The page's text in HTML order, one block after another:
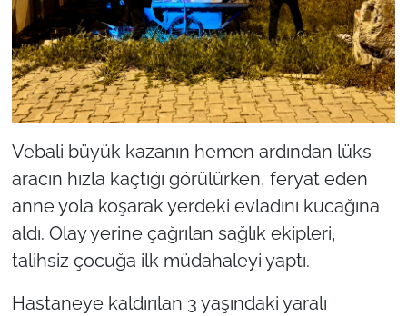
Vebali büyük kazanın hemen ardından lüks
aracın hızla kaçtığı görülürken, feryat eden
anne yola koşarak yerdeki evladını kucağına
aldı. Olay yerine çağrılan sağlık ekipleri,
talihsiz çocuğa ilk müdahaleyi yaptı.
Hastaneye kaldırılan 3 yaşındaki yaralı